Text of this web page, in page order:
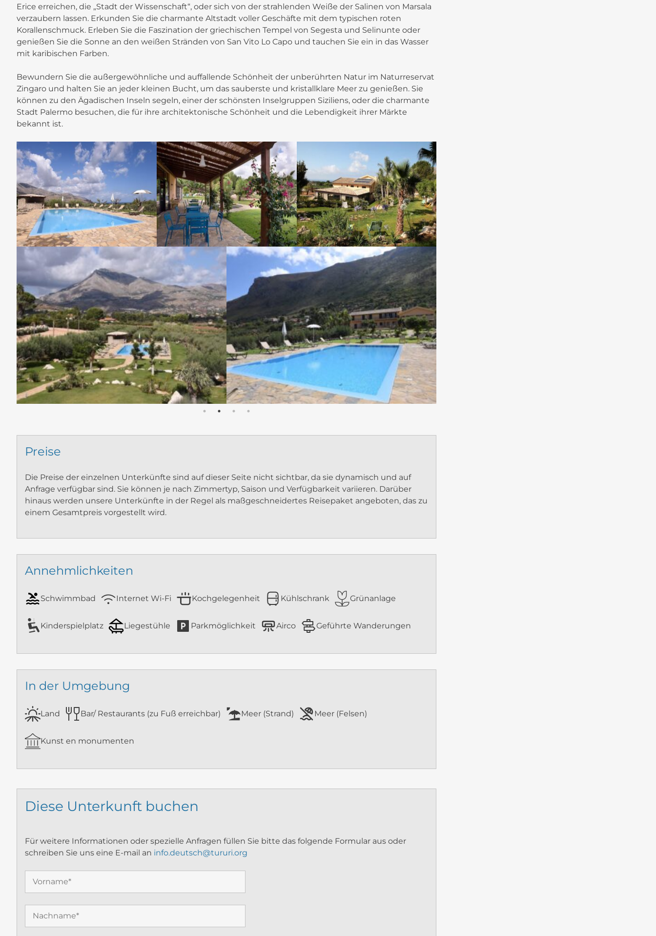
Erice erreichen, die „Stadt der Wissenschaft“, oder sich von der strahlenden Weiße der Salinen von Marsala
verzaubern lassen. Erkunden Sie die charmante Altstadt voller Geschäfte mit dem typischen roten
Korallenschmuck. Erleben Sie die Faszination der griechischen Tempel von Segesta und Selinunte oder
genießen Sie die Sonne an den weißen Stränden von San Vito Lo Capo und tauchen Sie ein in das Wasser
mit karibischen Farben.
Bewundern Sie die außergewöhnliche und auffallende Schönheit der unberührten Natur im Naturreservat
Zingaro und halten Sie an jeder kleinen Bucht, um das sauberste und kristallklare Meer zu genießen. Sie
können zu den Ägadischen Inseln segeln, einer der schönsten Inselgruppen Siziliens, oder die charmante
Stadt Palermo besuchen, die für ihre architektonische Schönheit und die Lebendigkeit ihrer Märkte
bekannt ist.
Preise
Die Preise der einzelnen Unterkünfte sind auf dieser Seite nicht sichtbar, da sie dynamisch und auf
Anfrage verfügbar sind. Sie können je nach Zimmertyp, Saison und Verfügbarkeit variieren. Darüber
hinaus werden unsere Unterkünfte in der Regel als maßgeschneidertes Reisepaket angeboten, das zu
einem Gesamtpreis vorgestellt wird.
Annehmlichkeiten
Schwimmbad Internet Wi-Fi Kochgelegenheit Kühlschrank Grünanlage
Kinderspielplatz Liegestühle Parkmöglichkeit Airco Geführte Wanderungen
In der Umgebung
Land Bar/ Restaurants (zu Fuß erreichbar) Meer (Strand) Meer (Felsen)
Kunst en monumenten
Diese Unterkunft buchen
Für weitere Informationen oder spezielle Anfragen füllen Sie bitte das folgende Formular aus oder
schreiben Sie uns eine E-mail an info.deutsch@tururi.org